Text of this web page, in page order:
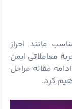
مانند احراز
معاملاتی ایمن
مقاله مراحل
کرد.